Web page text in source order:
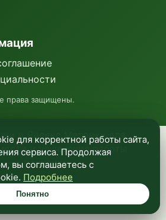
и Яндекс Метрику для
и улучшения работы
—в политике
.
Понятно
права защищены.
для корректной работы сайта,
сервиса. Продолжая
вы соглашаетесь с
Подробнее
Понятно